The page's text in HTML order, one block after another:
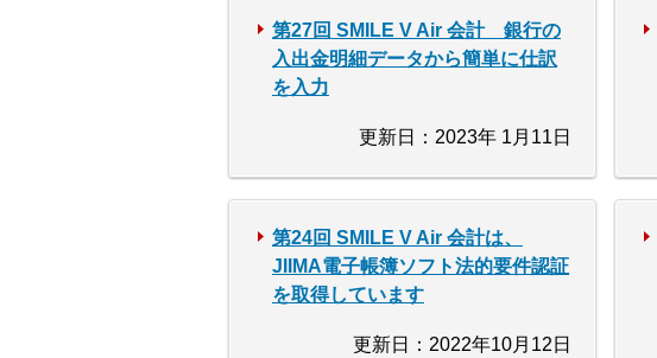
第27回 SMILE V Air 会計 銀行の
入出金明細データから簡単に仕訳
を入力
更新日：2023年 1月11日
第24回 SMILE V Air 会計は、
JIIMA電子帳簿ソフト法的要件認証
を取得しています
更新日：2022年10月12日